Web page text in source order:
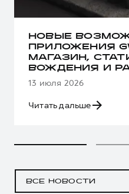
НОВЫЕ
ПРИЛОЖЕНИЯ
МАГАЗИН,
ВОЖДЕНИЯ И
13 июля 2026
Читать дальше
ВСЕ НОВОСТИ